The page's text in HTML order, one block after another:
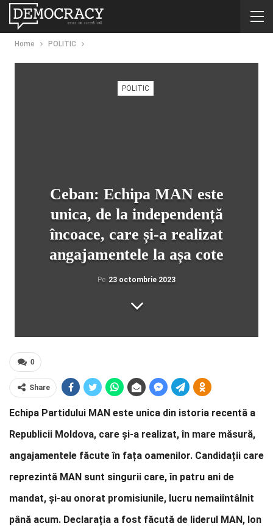
Home POLITIC
POLITIC
Ceban: Echipa MAN este
unica, de la independență
încoace, care și-a realizat
angajamentele la așa cote
Pe 23 octombrie 2023
0
Share
Echipa Partidului MAN este unica din istoria recentă a
Republicii Moldova, care și-a realizat, în mare măsură,
angajamentele făcute în fața oamenilor. Candidații care
reprezintă MAN sunt singurii care, în patru ani de
mandat, și-au onorat promisiunile, lucru nemaiîntâlnit
până acum. Declarația a fost făcută de liderul MAN, Ion